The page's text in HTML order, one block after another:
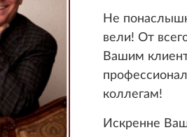
Не
вели! От
Вашим
коллегам!
Искренне